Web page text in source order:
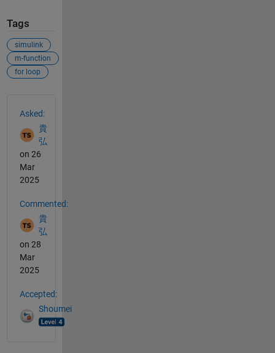
Tags
simulink
m-function
for loop
Asked:
貴
弘
on 26
Mar
2025
Commented:
貴
弘
on 28
Mar
2025
Accepted:
Shoumei